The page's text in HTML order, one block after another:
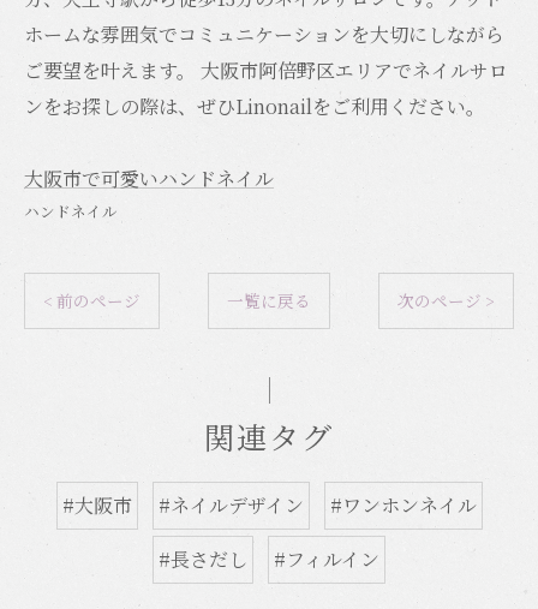
ホームな雰囲気でコミュニケーションを大切にしながら
ご要望を叶えます。 大阪市阿倍野区エリアでネイルサロ
ンをお探しの際は、ぜひLinonailをご利用ください。
大阪市で可愛いハンドネイル
ハンドネイル
< 前のページ 一覧に戻る 次のページ >
関連タグ
#大阪市 #ネイルデザイン
#ワンホンネイル
#長さだし
#フィルイン